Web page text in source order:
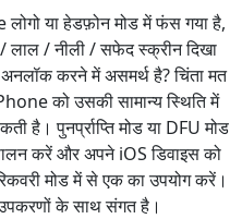
या हेडफ़ोन मोड में फंस गया है,
/ लाल / नीली / सफेद स्क्रीन दिखा
अनलॉक करने में असमर्थ है? चिंता मत
को उसकी सामान्य स्थिति में
है। पुनर्प्राप्ति मोड या DFU मोड
करें और अपने iOS डिवाइस को
मोड में से एक का उपयोग करें।
के साथ संगत है।